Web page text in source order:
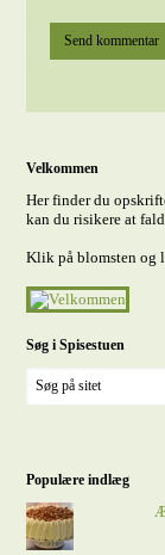
Velkommen
Her finder du
kan du risikere at
Klik på blomsten og
Søg i Spisestuen
Populære indlæg